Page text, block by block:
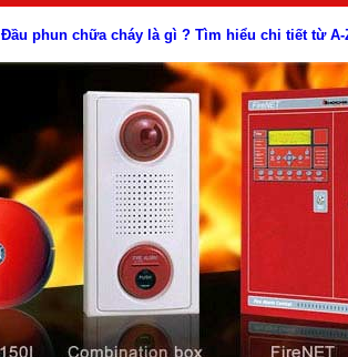
Lý do nên chọn hệ thống báo cháy Hochiki cho
Cấu tạo và nguyên lý hoạt động của báo cháy
Tìm hiểu chi tiết về hệ thống báo cháy Horing
Các loại thang dây thoát hiểm phổ biến trên thị
Thang dây thoát hiểm có tác dụng gì trong tình
Cấu tạo đầu phun chữa cháy trong hệ thống
Kim thu sét là gì? Cấu tạo, nguyên lý hoạt động
Đầu phun chữa cháy là gì và nguyên lý hoạt động
Đầu phun chữa cháy là gì ? Tìm hiểu chi tiết từ A-